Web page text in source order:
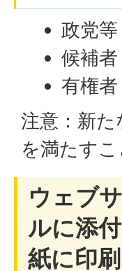
政党等
候補者
有権
注意：新
を満たすこ
ウェブ
ルに添
紙に印